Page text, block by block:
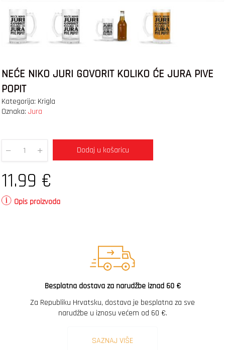
NEĆE NIKO JURI GOVORIT KOLIKO ĆE JURA PIVE
POPIT
Kategorija: Krigla
Oznaka: Jura
Quantity
Dodaj u košaricu
11.99 €
Opis proizvoda
Besplatna dostava za narudžbe iznad 60 €
Za Republiku Hrvatsku, dostava je besplatna za sve
narudžbe u iznosu većem od 60 €.
SAZNAJ VIŠE